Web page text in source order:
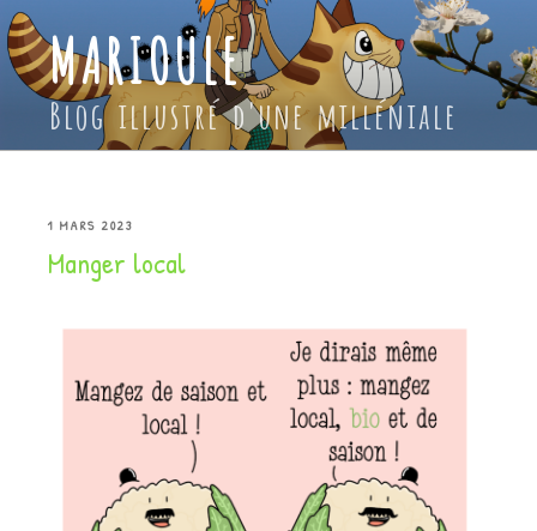
Aller
au
contenu
principal
MARIOULE
Blog illustré d'une milléniale
PUBLIÉ
LE
1 MARS 2023
Manger local